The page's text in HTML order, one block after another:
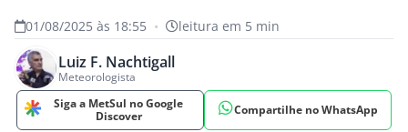
01/08/2025 às 18:55 • leitura em 5 min
Luiz F. Nachtigall
Meteorologista
Siga a MetSul no Google
Discover
Compartilhe no WhatsApp